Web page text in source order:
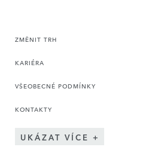
ZMĚNIT TRH
KARIÉRA
VŠEOBECNÉ PODMÍNKY
KONTAKTY
UKÁZAT VÍCE